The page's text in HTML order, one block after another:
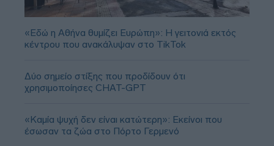
«Εδώ η Αθήνα θυμίζει Ευρώπη»: H γειτονιά εκτός
κέντρου που ανακάλυψαν στο TikTok
Δύο σημείο στίξης που προδίδουν ότι
χρησιμοποίησες CHAT-GPT
«Καμία ψυχή δεν είναι κατώτερη»: Εκείνοι που
έσωσαν τα ζώα στο Πόρτο Γερμενό